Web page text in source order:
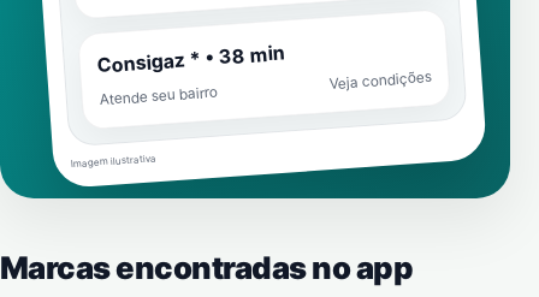
Consigaz * • 38 min
Atende seu bairro
Veja condições
Imagem ilustrativa
Marcas encontradas no app